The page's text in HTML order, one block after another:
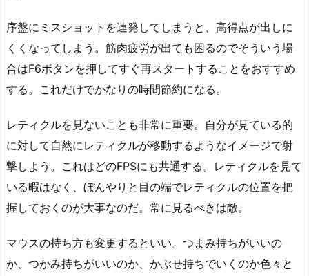
序盤にミスショットを連発してしまうと、高得点が出しに
くくなってしまう。筋肉疲労が出ても困るのでそういう場
合はF6ボタンを押してすぐ再スタートすることをおすすめ
する。これだけでかなりの時間節約になる。
レティクルを見ないことも非常に重要。自分が見ている的
に対して自然にレティクルが移動するようなイメージで射
撃しよう。これはどのFPSにも共通する。レティクルを見て
いる暇はなく、ぼんやりと目の端でレティクルの位置を把
握しておくのが大事なのだ。常に見るべきは敵。
マウスの持ち方も変更するといい。つまみ持ちがいいの
か、つかみ持ちがいいのか、かぶせ持ちでいくのか色々と